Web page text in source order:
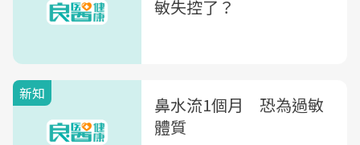
敏失控了？
新知
鼻水流1個月 恐為過敏
體質